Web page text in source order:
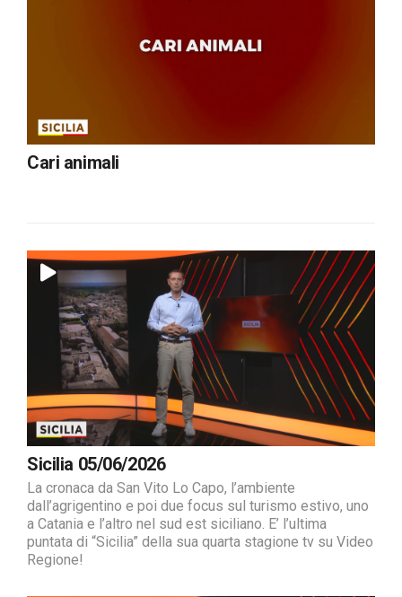
Cari animali
Sicilia 05/06/2026
La cronaca da San Vito Lo Capo, l’ambiente
dall’agrigentino e poi due focus sul turismo estivo, uno
a Catania e l’altro nel sud est siciliano. E’ l’ultima
puntata di “Sicilia” della sua quarta stagione tv su Video
Regione!